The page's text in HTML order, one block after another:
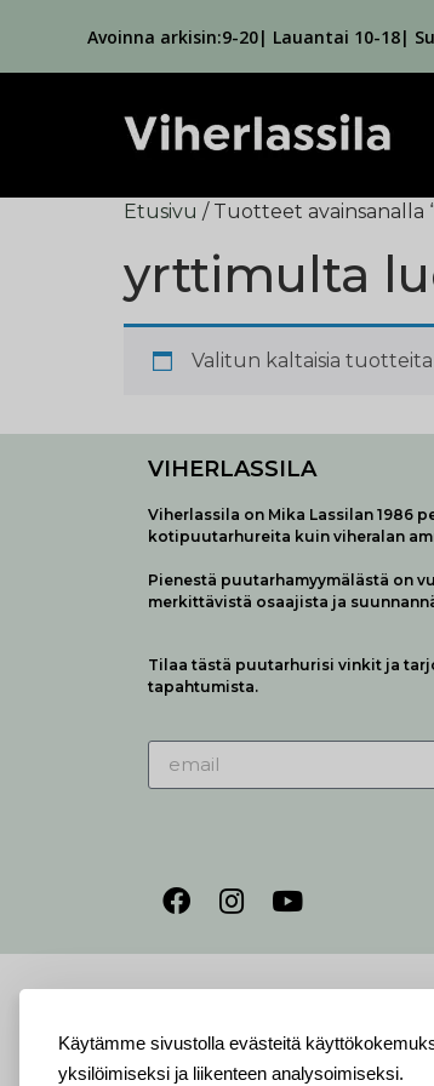
Käytämme sivustolla evästeitä
yksilöimiseksi ja liikenteen analysoimiseksi.
Avoinna arkisin:9-20| Lauantai 10-18|
Etusivu / Tuotteet
yrttimulta
Valitun kaltaisia
VIHERLASSILA
Viherlassila on Mika Lassilan 1986
kotipuutarhureita kuin viheralan
Pienestä puutarhamyymälästä on
merkittävistä osaajista ja
Tilaa tästä puutarhurisi vinkit ja
tapahtumista.